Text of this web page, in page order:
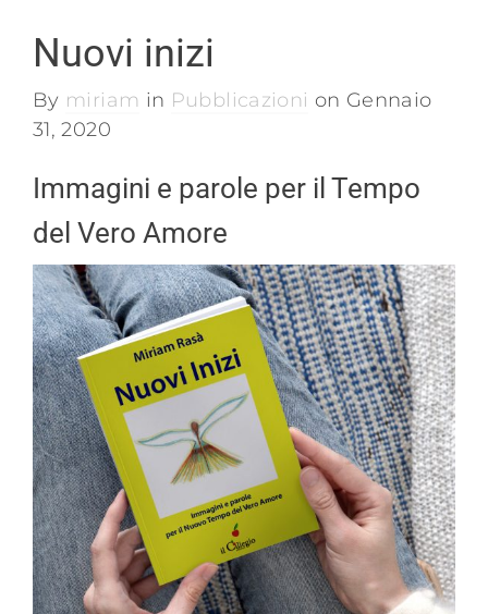
Nuovi inizi
By miriam in Pubblicazioni on Gennaio
31, 2020
Immagini e parole per il Tempo
del Vero Amore